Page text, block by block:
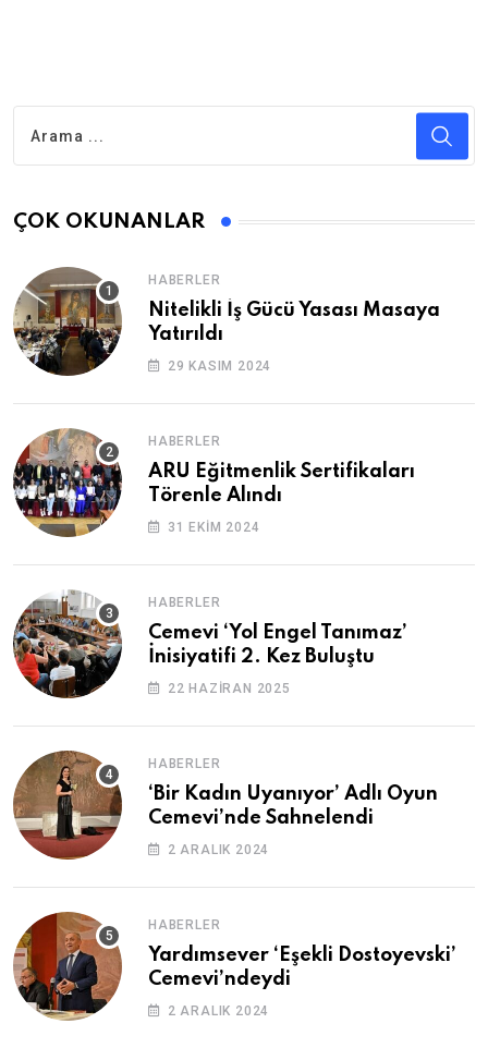
ÇOK OKUNANLAR
HABERLER
Nitelikli İş Gücü Yasası Masaya
Yatırıldı
29 KASIM 2024
HABERLER
ARU Eğitmenlik Sertifikaları
Törenle Alındı
31 EKIM 2024
HABERLER
Cemevi ‘Yol Engel Tanımaz’
İnisiyatifi 2. Kez Buluştu
22 HAZIRAN 2025
HABERLER
‘Bir Kadın Uyanıyor’ Adlı Oyun
Cemevi’nde Sahnelendi
2 ARALIK 2024
HABERLER
Yardımsever ‘Eşekli Dostoyevski’
Cemevi’ndeydi
2 ARALIK 2024